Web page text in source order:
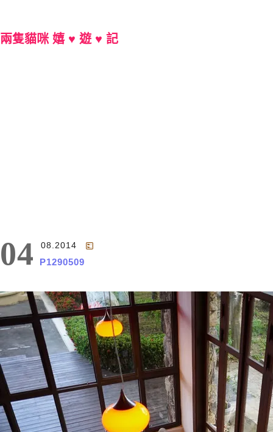
兩隻貓咪 嬉 ♥ 遊 ♥ 記
04 08.2014
P1290509